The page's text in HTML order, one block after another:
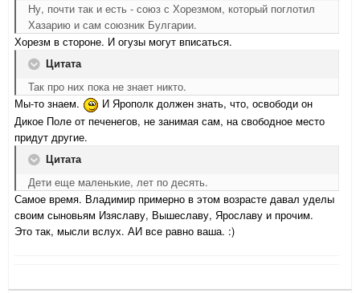
Ну, почти так и есть - союз с Хорезмом, который поглотил
Хазарию и сам союзник Булгарии.
Хорезм в стороне. И огузы могут вписаться.
Цитата
Так про них пока не знает никто.
Мы-то знаем.
И Ярополк должен знать, что, освободи он
Дикое Поле от печенегов, не занимая сам, на свободное место
придут другие.
Цитата
Дети еще маленькие, лет по десять.
Самое время. Владимир примерно в этом возрасте давал уделы
своим сыновьям Изяславу, Вышеславу, Ярославу и прочим.
Это так, мысли вслух. АИ все равно ваша. :)